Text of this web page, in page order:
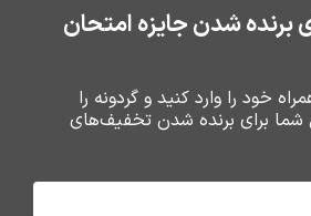
شارژی،اسپیکر قیمت مناسب،اسپیکر”
برنده شدن جایزه امتحان
خود را وارد کنید و گردونه را
برای برنده شدن تخفیف‌های